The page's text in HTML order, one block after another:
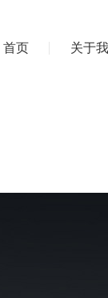
首页 关于